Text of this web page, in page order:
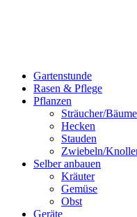
Gartenstunde
Rasen & Pflege
Pflanzen
Sträucher/Bäume
Hecken
Stauden
Zwiebeln/
Selber anbauen
Kräuter
Gemüse
Obst
Geräte